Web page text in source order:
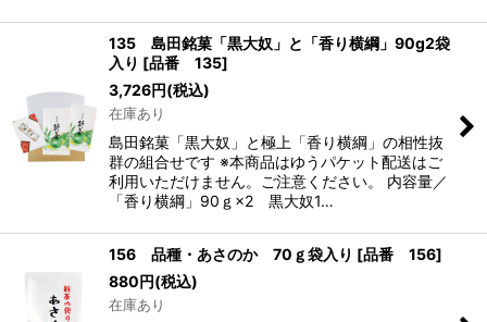
135 島田銘菓「黒大奴」と「香り横綱」90g2袋
入り [品番 135]
3,726円(税込)
在庫あり
島田銘菓「黒大奴」と極上「香り横綱」の相性抜
群の組合せです ※本商品はゆうパケット配送はご
利用いただけません。ご注意ください。 内容量／
「香り横綱」90ｇ×2 黒大奴1…
156 品種・あさのか 70ｇ袋入り [品番 156]
880円(税込)
在庫あり